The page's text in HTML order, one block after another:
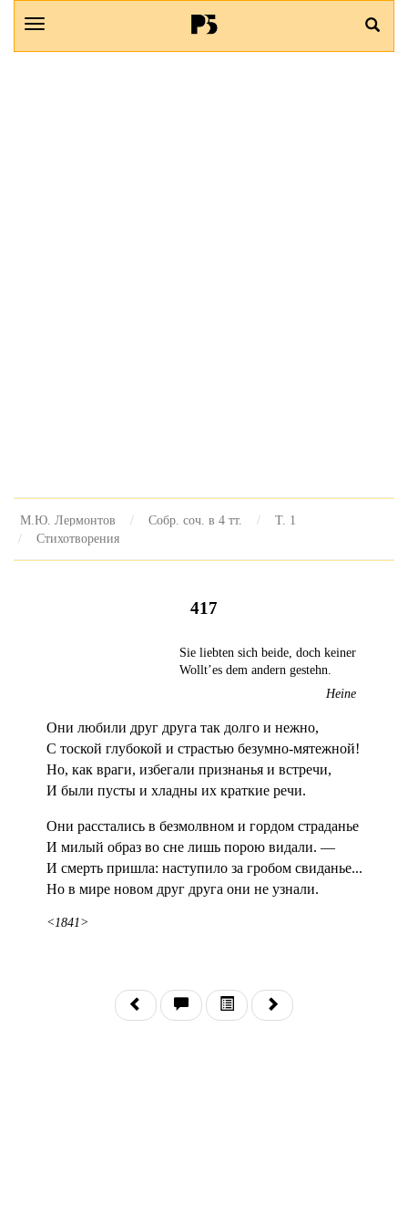
М.Ю. Лермонтов Собр. соч. в 4 тт.
Т. 1
Стихотворения
417
Sie liebten sich beide, doch keiner
Wolltʼes dem andern gestehn.
Heine
Они любили друг друга так долго и нежно,
С тоской глубокой и страстью безумно-мятежной!
Но, как враги, избегали признанья и встречи,
И были пусты и хладны их краткие речи.
Они расстались в безмолвном и гордом страданье
И милый образ во сне лишь порою видали. —
И смерть пришла: наступило за гробом свиданье...
Но в мире новом друг друга они не узнали.
<1841>